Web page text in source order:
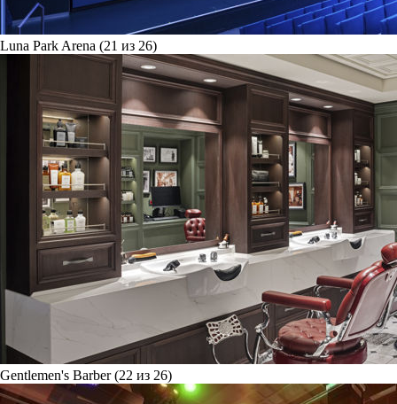
Luna Park Arena (21 из 26)
Gentlemen's Barber (22 из 26)